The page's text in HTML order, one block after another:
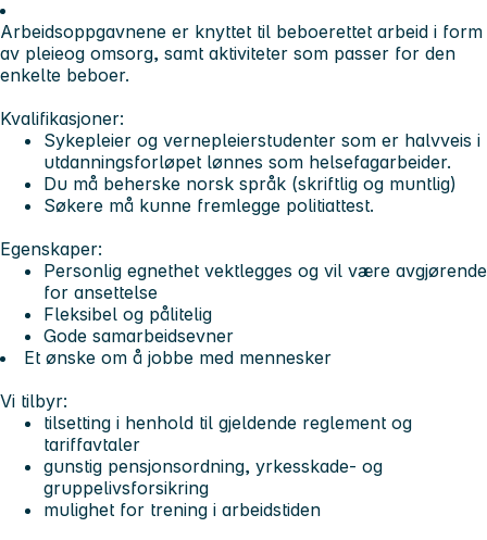
Arbeidsoppgavnene er knyttet til beboerettet arbeid i form
av pleieog omsorg, samt aktiviteter som passer for den
enkelte beboer.
Kvalifikasjoner:
Sykepleier og vernepleierstudenter som er halvveis i
utdanningsforløpet lønnes som helsefagarbeider.
Du må beherske norsk språk (skriftlig og muntlig)
Søkere må kunne fremlegge politiattest.
Egenskaper:
Personlig egnethet vektlegges og vil være avgjørende
for ansettelse
Fleksibel og pålitelig
Gode samarbeidsevner
Et ønske om å jobbe med mennesker
Vi tilbyr:
tilsetting i henhold til gjeldende reglement og
tariffavtaler
gunstig pensjonsordning, yrkesskade- og
gruppelivsforsikring
mulighet for trening i arbeidstiden